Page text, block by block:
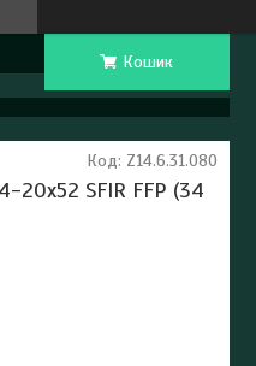
Кошик
20x52 SFIR FFP (34
Код: Z14.6.31.080